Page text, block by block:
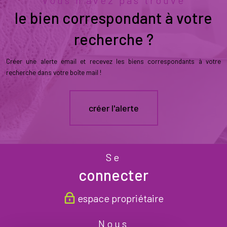
le bien correspondant à votre
recherche ?
Créer une alerte email et recevez les biens correspondants à votre
recherche dans votre boîte mail !
créer l'alerte
Se
connecter
espace propriétaire
Nous